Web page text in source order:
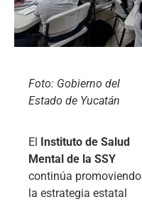
Foto: Gobierno del
Estado de Yucatán
El Instituto de Salud
Mental de la SSY
continúa promoviendo
la estrategia estatal